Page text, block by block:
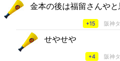
金本の後は福留さんや
+15 阪神タ
せやせや
+4 阪神タ